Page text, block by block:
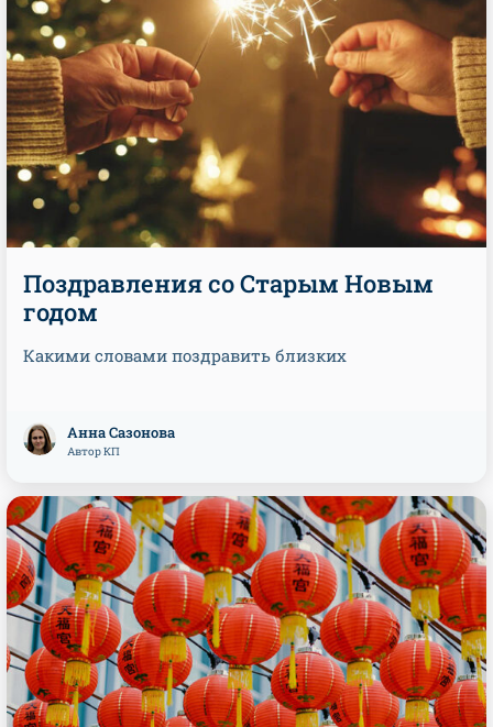
Поздравления со Старым Новым
годом
Какими словами поздравить близких
Анна Сазонова
Автор КП